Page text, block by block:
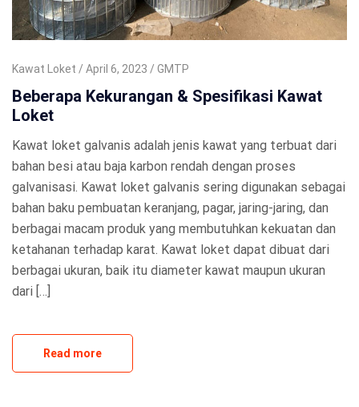
Kawat Loket April 6, 2023 GMTP
Beberapa Kekurangan & Spesifikasi Kawat
Loket
Kawat loket galvanis adalah jenis kawat yang terbuat dari
bahan besi atau baja karbon rendah dengan proses
galvanisasi. Kawat loket galvanis sering digunakan sebagai
bahan baku pembuatan keranjang, pagar, jaring-jaring, dan
berbagai macam produk yang membutuhkan kekuatan dan
ketahanan terhadap karat. Kawat loket dapat dibuat dari
berbagai ukuran, baik itu diameter kawat maupun ukuran
dari […]
Read more